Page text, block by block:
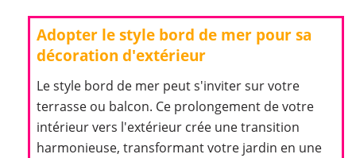
Adopter le style bord de mer pour sa
décoration d'extérieur
Le style bord de mer peut s'inviter sur votre
terrasse ou balcon. Ce prolongement de votre
intérieur vers l'extérieur crée une transition
harmonieuse, transformant votre jardin en une